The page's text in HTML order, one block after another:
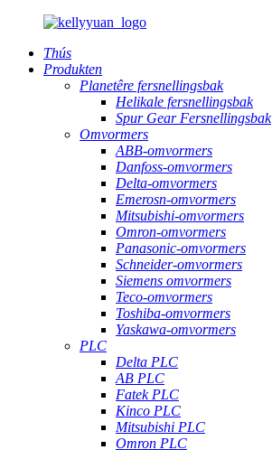
Thús
Produkten
Planetêre fersnellingsbak
Helikale fersnellingsbak
Spur Gear Fersnellingsbak
Omvormers
ABB-omvormers
Danfoss-omvormers
Delta-omvormers
Emerosn-omvormers
Mitsubishi-omvormers
Omron-omvormers
Panasonic-omvormers
Schneider-omvormers
Siemens omvormers
Teco-omvormers
Toshiba-omvormers
Yaskawa-omvormers
PLC
Delta PLC
AB PLC
Fatek PLC
Kinco PLC
Mitsubishi PLC
Omron PLC